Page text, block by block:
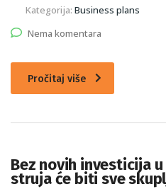
Kategorija: Business plans
Nema komentara
Pročitaj više
Bez novih investicija
struja će biti sve